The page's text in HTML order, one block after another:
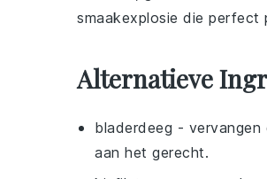
smaakexplosie die perfect
Alternatieve
bladerdeeg - vervangen
aan het gerecht.